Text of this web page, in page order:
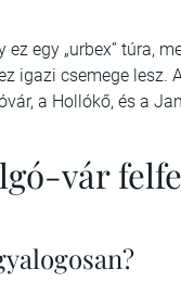
egy „urbex” túra,
igazi csemege
a Hollókő, és a
vár